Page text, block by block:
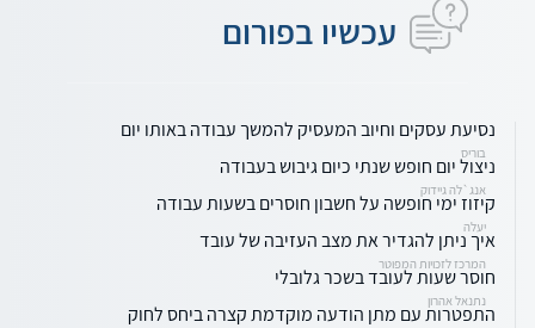
עכשיו בפורום
נסיעת עסקים וחיוב המעסיק להמשך עבודה באותו יום
בוריס
ניצול יום חופש שנתי כיום גיבוש בעבודה
אנג`לה גיידוק
קיזוז ימי חופשה על חשבון חוסרים בשעות עבודה
יעלה
איך ניתן להגדיר את מצב העזיבה של עובד
המרכז לזכויות המפוטר
חוסר שעות לעובד בשכר גלובלי
נתנאל אהרון
התפטרות עם מתן הודעה מוקדמת קצרה ביחס לחוק